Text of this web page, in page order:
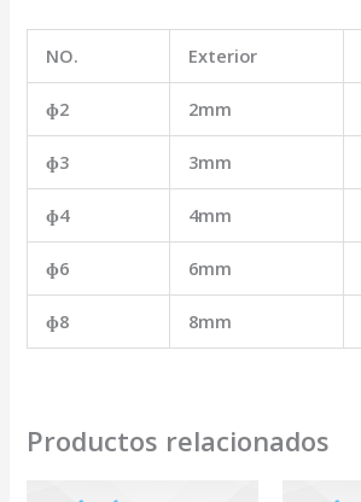
NO. Exterior
ɸ2 2mm
ɸ3 3mm
ɸ4 4mm
ɸ6 6mm
ɸ8 8mm
Productos relacionados